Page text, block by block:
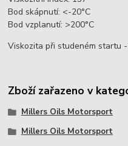
Bod skápnutí: <-20°C
Bod vzplanutí: >200°C
Viskozita při studeném startu -
Zboží zařazeno v
Millers Oils Motorsport
Millers Oils Motorsport